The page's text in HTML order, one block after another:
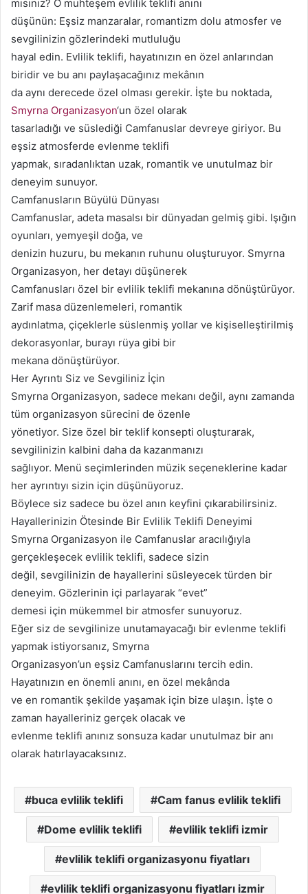
mısınız? O muhteşem evlilik teklifi anını
düşünün: Eşsiz manzaralar, romantizm dolu atmosfer ve
sevgilinizin gözlerindeki mutluluğu
hayal edin. Evlilik teklifi, hayatınızın en özel anlarından
biridir ve bu anı paylaşacağınız mekânın
da aynı derecede özel olması gerekir. İşte bu noktada,
Smyrna Organizasyon‘un özel olarak
tasarladığı ve süslediği Camfanuslar devreye giriyor. Bu
eşsiz atmosferde evlenme teklifi
yapmak, sıradanlıktan uzak, romantik ve unutulmaz bir
deneyim sunuyor.
Camfanusların Büyülü Dünyası
Camfanuslar, adeta masalsı bir dünyadan gelmiş gibi. Işığın
oyunları, yemyeşil doğa, ve
denizin huzuru, bu mekanın ruhunu oluşturuyor. Smyrna
Organizasyon, her detayı düşünerek
Camfanusları özel bir evlilik teklifi mekanına dönüştürüyor.
Zarif masa düzenlemeleri, romantik
aydınlatma, çiçeklerle süslenmiş yollar ve kişiselleştirilmiş
dekorasyonlar, burayı rüya gibi bir
mekana dönüştürüyor.
Her Ayrıntı Siz ve Sevgiliniz İçin
Smyrna Organizasyon, sadece mekanı değil, aynı zamanda
tüm organizasyon sürecini de özenle
yönetiyor. Size özel bir teklif konsepti oluşturarak,
sevgilinizin kalbini daha da kazanmanızı
sağlıyor. Menü seçimlerinden müzik seçeneklerine kadar
her ayrıntıyı sizin için düşünüyoruz.
Böylece siz sadece bu özel anın keyfini çıkarabilirsiniz.
Hayallerinizin Ötesinde Bir Evlilik Teklifi Deneyimi
Smyrna Organizasyon ile Camfanuslar aracılığıyla
gerçekleşecek evlilik teklifi, sadece sizin
değil, sevgilinizin de hayallerini süsleyecek türden bir
deneyim. Gözlerinin içi parlayarak “evet”
demesi için mükemmel bir atmosfer sunuyoruz.
Eğer siz de sevgilinize unutamayacağı bir evlenme teklifi
yapmak istiyorsanız, Smyrna
Organizasyon’un eşsiz Camfanuslarını tercih edin.
Hayatınızın en önemli anını, en özel mekânda
ve en romantik şekilde yaşamak için bize ulaşın. İşte o
zaman hayalleriniz gerçek olacak ve
evlenme teklifi anınız sonsuza kadar unutulmaz bir anı
olarak hatırlayacaksınız.
buca evlilik teklifi Cam fanus evlilik teklifi
Dome evlilik teklifi evlilik teklifi izmir
evlilik teklifi organizasyonu fiyatları
evlilik teklifi organizasyonu fiyatları izmir